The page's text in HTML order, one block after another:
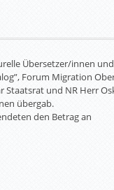
Übersetzer/innen und
Forum Migration
Staatsrat und NR Herr
übergab.
den Betrag an